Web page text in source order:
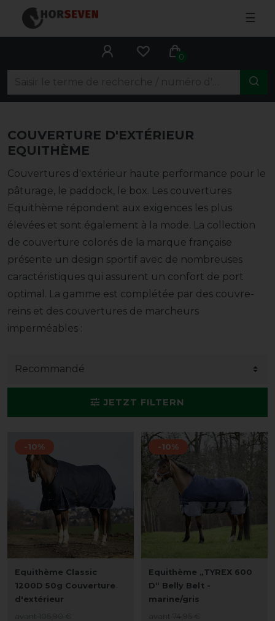
☰
0
COUVERTURE D'EXTÉRIEUR
EQUITHÈME
Couvertures d'extérieur haute performance pour le
pâturage, le paddock, le box. Les couvertures
Equithème répondent aux exigences les plus
élevées et sont également à la mode. La collection
de couverture colorés de la marque française
présente un design sportif avec de nombreuses
caractéristiques qui assurent un confort de port
optimal. La gamme est complétée par des couvre-
reins et des couvertures de marcheurs
imperméables :
JETZT FILTERN
-10%
Equithème Classic
1200D 50g Couverture
d'extérieur
-10%
Equithème „TYREX 600
D“ Belly Belt -
marine/gris